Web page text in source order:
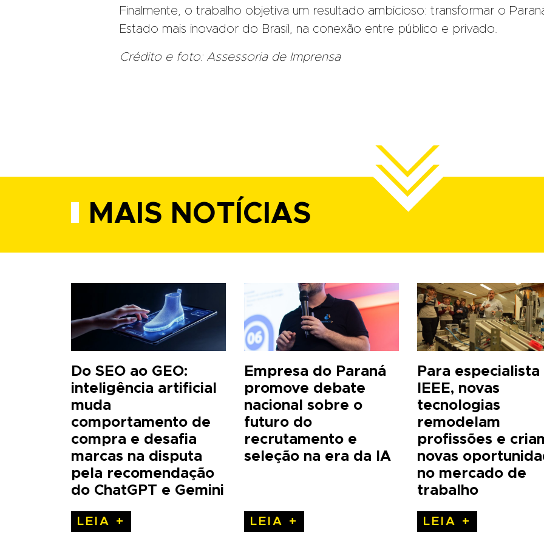
Finalmente, o trabalho objetiva um resultado ambicioso: transformar o
Estado mais inovador do Brasil, na conexão entre público e privado.
Crédito e foto: Assessoria de Imprensa
MAIS NOTÍCIAS
Do SEO ao GEO:
inteligência artificial
muda
comportamento de
compra e desafia
marcas na disputa
pela recomendação
do ChatGPT e Gemini
LEIA +
Empresa do Paraná
promove debate
nacional sobre o
futuro do
recrutamento e
seleção na era da IA
LEIA +
Para especialista
IEEE, novas
tecnologias
remodelam
profissões e
novas
no mercado de
trabalho
LEIA +